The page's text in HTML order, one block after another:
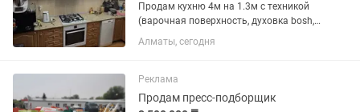
Продам кухню 4м на 1.3м с техникой
(варочная поверхность, духовка bosh,
вытяжка и посудомоечная машина не
рабочая, можно починить
Алматы, сегодня
Реклама
Продам пресс-подборщик